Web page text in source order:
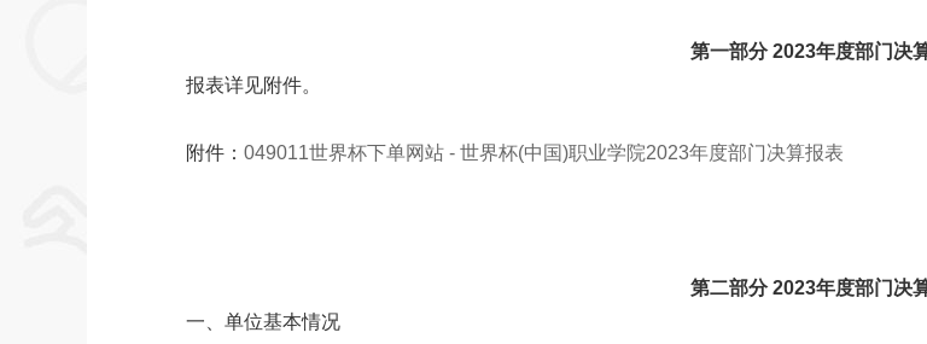
第一部分 2023年度部门决
报表详见附件。
附件： 049011世界杯下单网站 - 世界杯(中国)职业学院2023年度部门决算报表
第二部分 2023年度部门决
一、单位基本情况